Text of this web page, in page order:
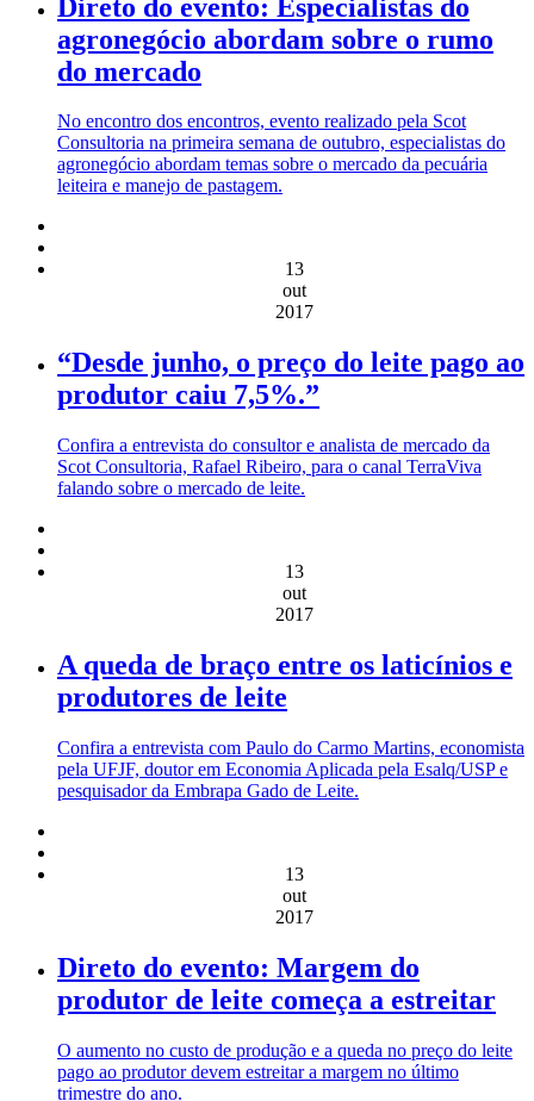
Direto do evento: Especialistas do
agronegócio abordam sobre o rumo
do mercado
No encontro dos encontros, evento realizado pela Scot
Consultoria na primeira semana de outubro, especialistas do
agronegócio abordam temas sobre o mercado da pecuária
leiteira e manejo de pastagem.
13
out
2017
“Desde junho, o preço do leite pago ao
produtor caiu 7,5%.”
Confira a entrevista do consultor e analista de mercado da
Scot Consultoria, Rafael Ribeiro, para o canal TerraViva
falando sobre o mercado de leite.
13
out
2017
A queda de braço entre os laticínios e
produtores de leite
Confira a entrevista com Paulo do Carmo Martins, economista
pela UFJF, doutor em Economia Aplicada pela Esalq/USP e
pesquisador da Embrapa Gado de Leite.
13
out
2017
Direto do evento: Margem do
produtor de leite começa a estreitar
O aumento no custo de produção e a queda no preço do leite
pago ao produtor devem estreitar a margem no último
trimestre do ano.